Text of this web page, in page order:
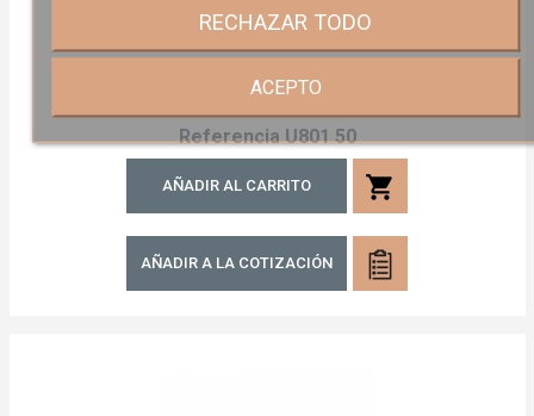
RECHAZAR TODO
ACEPTO
Lavabo Cuadrado 81 X 46cm
Precio
205,26 €
Referencia U801 50
AÑADIR AL CARRITO shopping_cart
AÑADIR A LA COTIZACIÓN